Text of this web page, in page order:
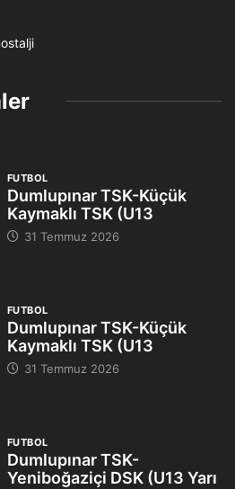
FUTBOL
Dumlupınar TSK-Küçük
Kaymaklı TSK (U13
31 Temmuz 2026
FUTBOL
Dumlupınar TSK-Küçük
Kaymaklı TSK (U13
31 Temmuz 2026
FUTBOL
Dumlupınar TSK-
Yeniboğaziçi DSK (U13 Yarı